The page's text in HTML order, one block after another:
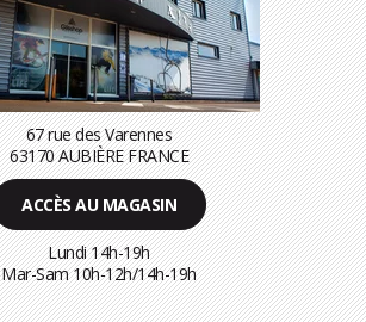
67 rue des Varennes
63170 AUBIÈRE FRANCE
ACCÈS AU MAGASIN
Lundi 14h-19h
Mar-Sam 10h-12h/14h-19h